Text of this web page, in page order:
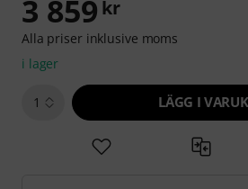
3 859 kr
Alla priser inklusive moms
i lager
1 LÄGG I